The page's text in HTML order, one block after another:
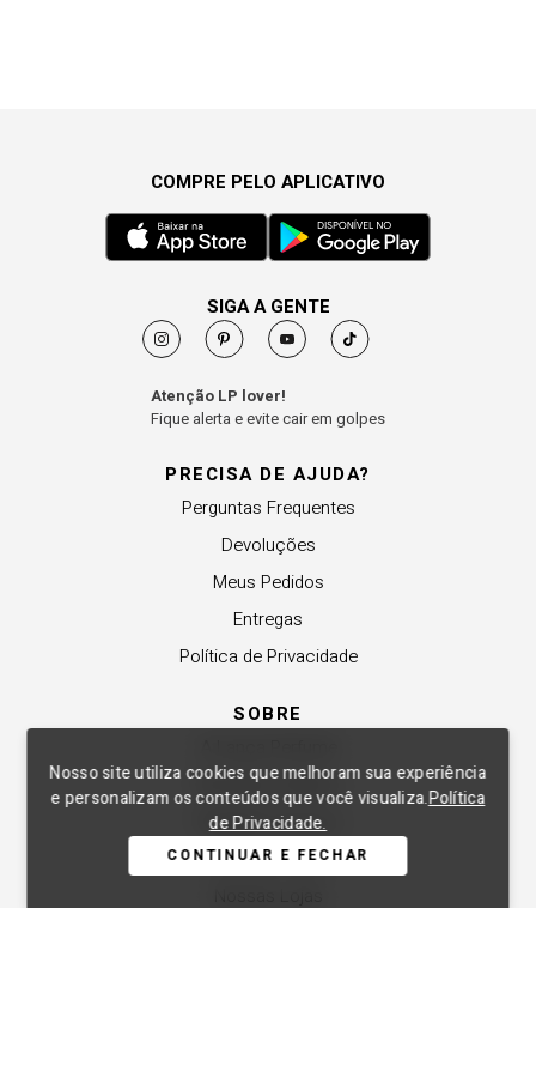
Nosso site utiliza cookies que melhoram sua experiência
e personalizam os conteúdos que você visualiza.Política
de Privacidade.
CONTINUAR E FECHAR
PRECISA DE AJUDA?
Perguntas Frequentes
Devoluções
Meus Pedidos
Entregas
Política de Privacidade
SOBRE
Revender a Marca
Trabalhe Conosco
Compre Local
COMPRE PELO APLICATIVO
SIGA A GENTE
Atenção LP lover!
Fique alerta e evite cair em golpes